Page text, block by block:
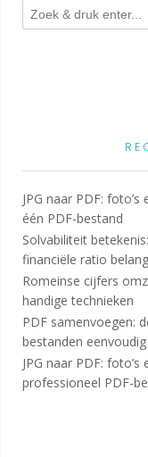
JPG naar PDF:
één PDF-bestand
Solvabiliteit
financiële ratio
Romeinse cijfers
handige technieken
PDF samenvoegen:
bestanden
JPG naar PDF:
professioneel PDF-